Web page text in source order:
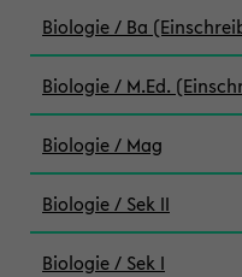
Biologie / Ba
Biologie / M.Ed.
Biologie / Mag
Biologie / Sek II
Biologie / Sek I